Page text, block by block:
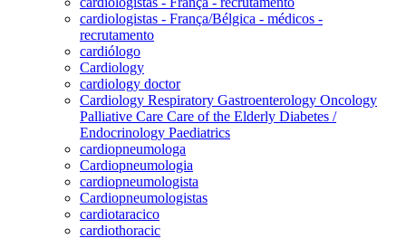
cardiologistas - França/Bélgica - médicos -
recrutamento
cardiólogo
Cardiology
cardiology doctor
Cardiology Respiratory Gastroenterology Oncology
Palliative Care Care of the Elderly Diabetes /
Endocrinology Paediatrics
cardiopneumologa
Cardiopneumologia
cardiopneumologista
Cardiopneumologistas
cardiotaracico
cardiothoracic